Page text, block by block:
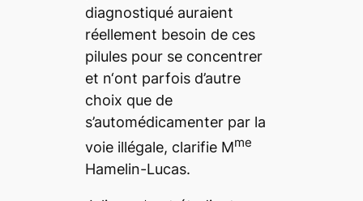
diagnostiqué auraient
réellement besoin de ces
pilules pour se concentrer
et n‘ont parfois d’autre
choix que de
s’automédicamenter par la
voie illégale, clarifie Mme
Hamelin-Lucas.